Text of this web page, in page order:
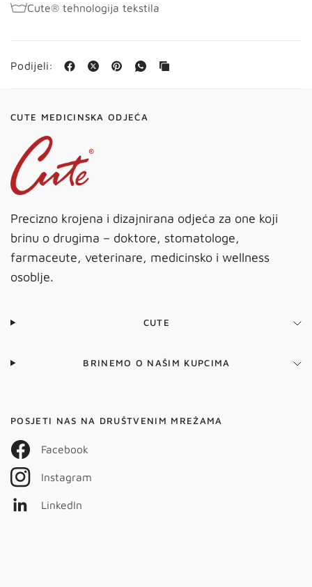
Cute® tehnologija tekstila
Podijeli:
CUTE MEDICINSKA ODJEĆA
Precizno krojena i dizajnirana odjeća za one koji
brinu o drugima – doktore, stomatologe,
farmaceute, veterinare, medicinsko i wellness
osoblje.
CUTE
BRINEMO O NAŠIM KUPCIMA
POSJETI NAS NA DRUŠTVENIM MREŽAMA
Facebook
Instagram
LinkedIn